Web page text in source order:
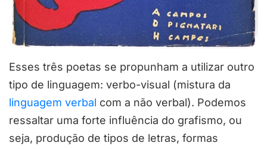
Esses três poetas se propunham a utilizar outro
tipo de linguagem: verbo-visual (mistura da
linguagem verbal com a não verbal). Podemos
ressaltar uma forte influência do grafismo, ou
seja, produção de tipos de letras, formas